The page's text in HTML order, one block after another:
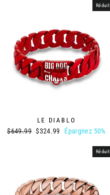
Réduit
LE DIABLO
Prix
$649.99 Prix
$324.99 Épargnez 50%
Réduit